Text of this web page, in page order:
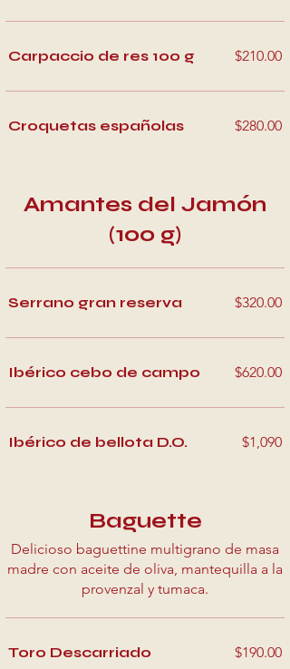
Carpaccio de res 100 g $210.00
Croquetas españolas $280.00
Amantes del Jamón
(100 g)
Serrano gran reserva $320.00
Ibérico cebo de campo $620.00
Ibérico de bellota D.O. $1,090
Baguette
Delicioso baguettine multigrano de masa
madre con aceite de oliva, mantequilla a la
provenzal y tumaca.
Toro Descarriado
$190.00